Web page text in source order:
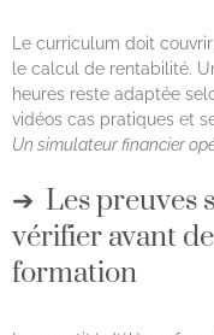
Le curriculum doit
le calcul de rentabilité.
heures reste adaptée
vidéos cas pratiques et
Un simulateur financier
Les preuves
vérifier avant
formation